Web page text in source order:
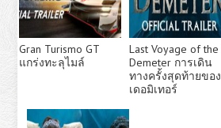
Gran Turismo GT
แกร่งทะลุไมล์
Last Voyage of the
Demeter การเดิน
ทางครั้งสุดท้ายของ
เดอมิเทอร์